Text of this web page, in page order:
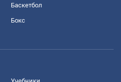
Баскетбол
Бокс